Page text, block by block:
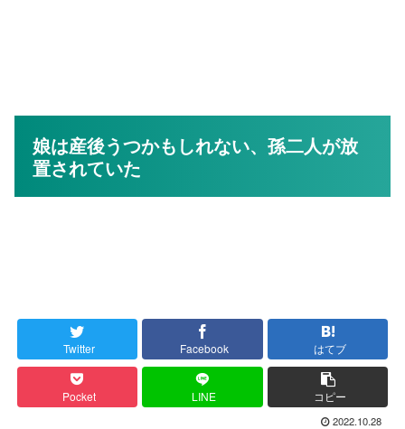
娘は産後うつかもしれない、孫二人が放
置されていた
Twitter Facebook はてブ
Pocket LINE コピー
2022.10.28